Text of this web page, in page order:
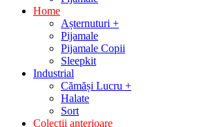
Home
Așternuturi +
Pijamale
Pijamale Copii
Sleepkit
Industrial
Cămăși Lucru +
Halate
Sort
Colecții anterioare